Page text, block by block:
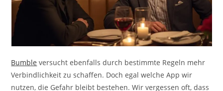
Bumble versucht ebenfalls durch bestimmte Regeln mehr
Verbindlichkeit zu schaffen. Doch egal welche App wir
nutzen, die Gefahr bleibt bestehen. Wir vergessen oft, dass